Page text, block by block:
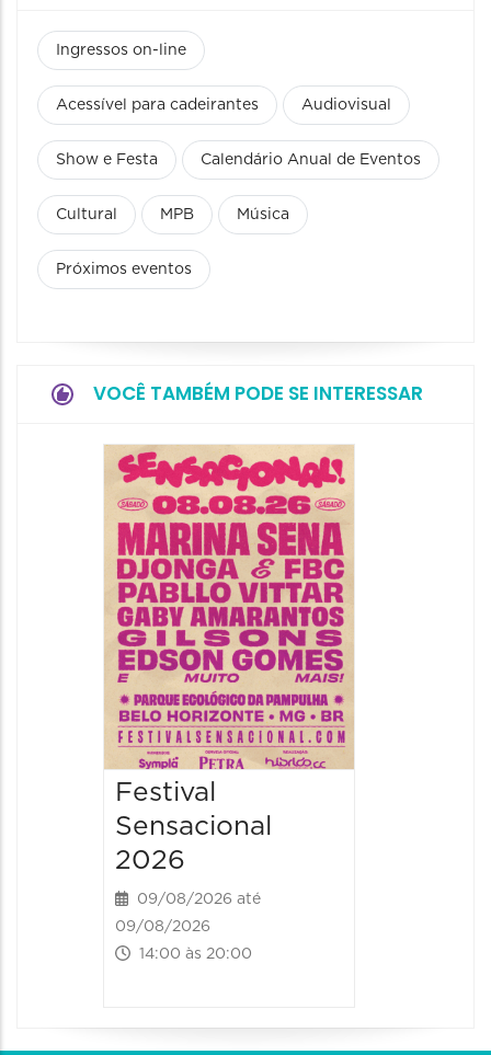
Ingressos on-line
Acessível para cadeirantes Audiovisual
Show e Festa Calendário Anual de Eventos
Cultural MPB Música
Próximos eventos
VOCÊ TAMBÉM PODE SE INTERESSAR
Festival
Sensacional
2026
09/08/2026 até
09/08/2026
14:00 às 20:00